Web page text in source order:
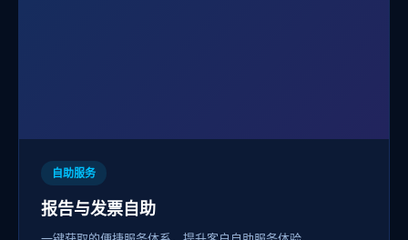
自助服务
报告与发票自助